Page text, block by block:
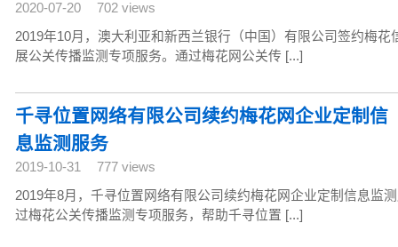
2020-07-20
702 views
2019年10月，澳大利亚和新西兰银行（中国）有限公司签约梅花
展公关传播监测专项服务。通过梅花网公关传 [...]
千寻位置网络有限公司续约梅花网企业定制信
息监测服务
2019-10-31
777 views
2019年8月，千寻位置网络有限公司续约梅花网企业定制信息监
过梅花公关传播监测专项服务，帮助千寻位置 [...]